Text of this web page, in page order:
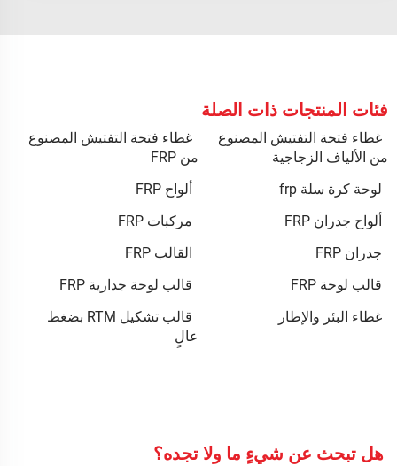
فئات المنتجات ذات الصلة
غطاء فتحة التفتيش المصنوع
من الألياف الزجاجية
غطاء فتحة التفتيش المصنوع
من FRP
لوحة كرة سلة frp
ألواح FRP
ألواح جدران FRP
مركبات FRP
جدران FRP
القالب FRP
قالب لوحة FRP
قالب لوحة جدارية FRP
غطاء البئر والإطار
قالب تشكيل RTM بضغط
عالٍ
هل تبحث عن شيءٍ ما ولا تجده؟